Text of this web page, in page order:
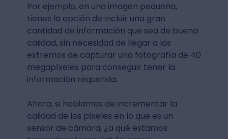
Por ejemplo, en una imagen pequeña,
tienes la opción de incluir una gran
cantidad de información que sea de buena
calidad, sin necesidad de llegar a los
extremos de capturar una fotografía de 40
megapíxeles para conseguir tener la
información requerida.
Ahora, si hablamos de incrementar la
calidad de los píxeles en lo que es un
sensor de cámara, ¿a qué estamos